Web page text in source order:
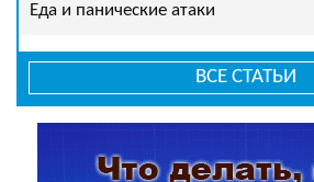
Еда и панические атаки
ВСЕ СТАТЬИ